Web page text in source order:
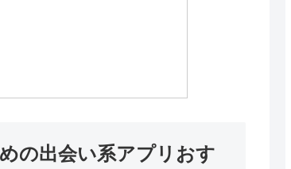
の出会い系アプリおす